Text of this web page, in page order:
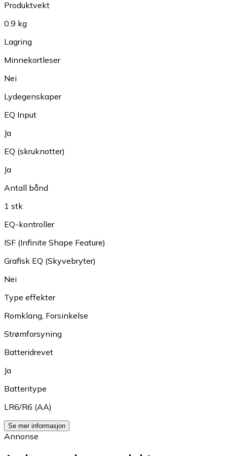
Produktvekt
0.9 kg
Lagring
Minnekortleser
Nei
Lydegenskaper
EQ Input
Ja
EQ (skruknotter)
Ja
Antall bånd
1 stk
EQ-kontroller
ISF (Infinite Shape Feature)
Grafisk EQ (Skyvebryter)
Nei
Type effekter
Romklang Forsinkelse
Strømforsyning
Batteridrevet
Ja
Batteritype
LR6/R6 (AA)
Se mer informasjon
Annonse